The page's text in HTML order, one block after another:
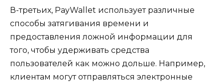
В-третьих, PayWallet использует различные
способы затягивания времени и
предоставления ложной информации для
того, чтобы удерживать средства
пользователей как можно дольше. Например,
клиентам могут отправляться электронные